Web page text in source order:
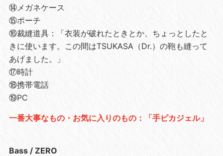
⑭メガネケース
⑮ポーチ
⑯裁縫道具：「衣装が破れたときとか、ちょっとしたと
きに使います。この間はTSUKASA（Dr.）の鞄も縫って
あげました。」
⑰時計
⑱携帯電話
⑲PC
一番大事なもの・お気に入りのもの：「手ピカジェル」
Bass / ZERO